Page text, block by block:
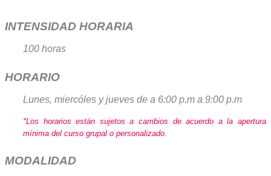
INTENSIDAD HORARIA
100 horas
HORARIO
Lunes, miercóles y jueves de a 6:00 p.m a 9:00 p.m
*Los horarios están sujetos a cambios de acuerdo a la apertura
mínima del curso grupal o personalizado.
MODALIDAD